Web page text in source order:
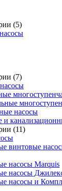
(5)
(7)
насосы
и
(11)
винтовые
насосы Marquis
насосы
насосы и